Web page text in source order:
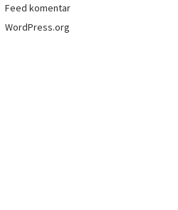
Feed komentar
WordPress.org